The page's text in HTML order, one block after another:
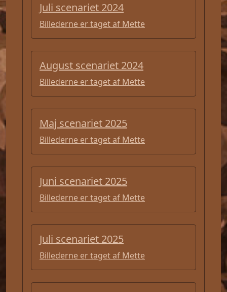
Juli scenariet 2024
Billederne er taget af Mette
August scenariet 2024
Billederne er taget af Mette
Maj scenariet 2025
Billederne er taget af Mette
Juni scenariet 2025
Billederne er taget af Mette
Juli scenariet 2025
Billederne er taget af Mette